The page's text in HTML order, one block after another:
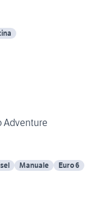
Adventure
Manuale Euro 6